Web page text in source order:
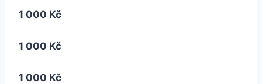
1 000 Kč
1 000 Kč
1 000 Kč